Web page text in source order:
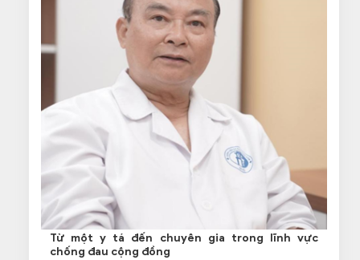
Từ một y tá đến chuyên gia trong lĩnh vực
chống đau cộng đồng